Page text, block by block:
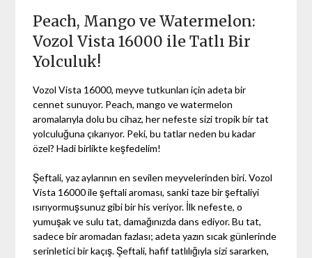
Peach, Mango ve Watermelon:
Vozol Vista 16000 ile Tatlı Bir
Yolculuk!
Vozol Vista 16000, meyve tutkunları için adeta bir
cennet sunuyor. Peach, mango ve watermelon
aromalarıyla dolu bu cihaz, her nefeste sizi tropik bir tat
yolculuğuna çıkarıyor. Peki, bu tatlar neden bu kadar
özel? Hadi birlikte keşfedelim!
Şeftali, yaz aylarının en sevilen meyvelerinden biri. Vozol
Vista 16000 ile şeftali aroması, sanki taze bir şeftaliyi
ısırıyormuşsunuz gibi bir his veriyor. İlk nefeste, o
yumuşak ve sulu tat, damağınızda dans ediyor. Bu tat,
sadece bir aromadan fazlası; adeta yazın sıcak günlerinde
serinletici bir kaçış. Şeftali, hafif tatlılığıyla sizi sararken,